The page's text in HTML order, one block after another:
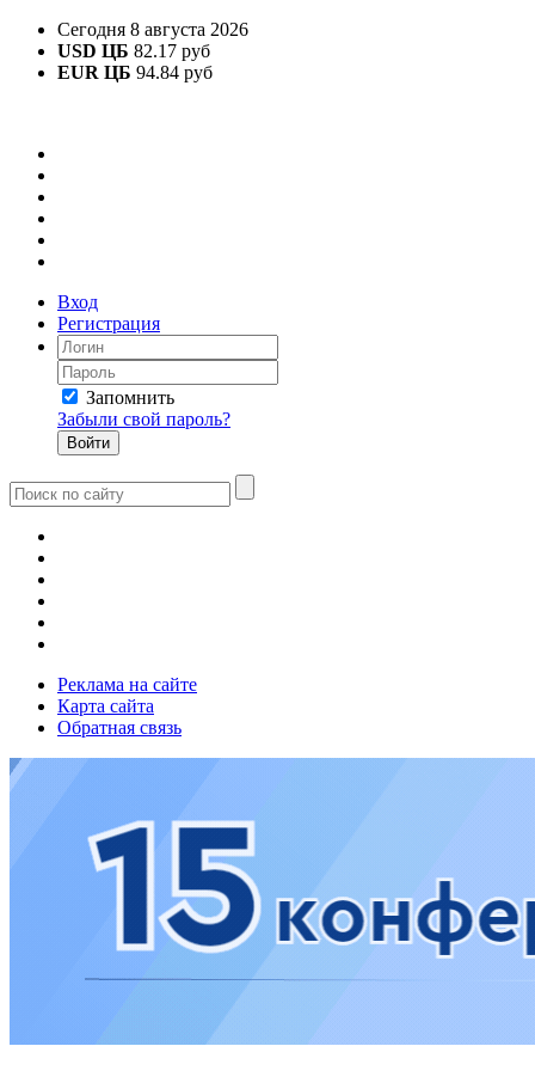
Сегодня 8 августа 2026
USD ЦБ 82.17 руб
EUR ЦБ 94.84 руб
Вход
Регистрация
Запомнить
Забыли свой пароль?
Реклама на сайте
Карта сайта
Обратная связь